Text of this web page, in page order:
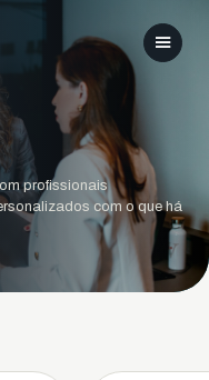
profissionais
com o que há